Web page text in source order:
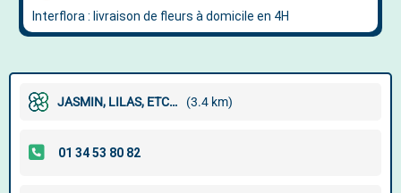
JASMIN, LILAS, ETC… (3.4 km)